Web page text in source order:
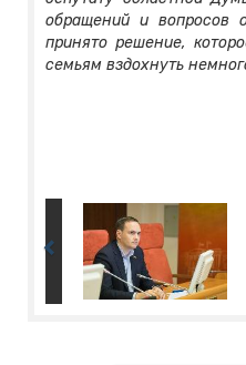
обращений и вопросов
принято решение,
семьям вздохнуть